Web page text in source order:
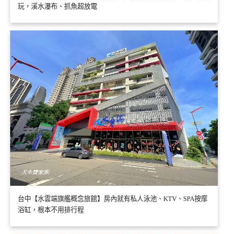
玩，溪水瀑布、抓魚超放電
台中【水雲端旗艦概念旅館】房內就有私人泳池、KTV、SPA按摩
浴缸，根本不用排行程